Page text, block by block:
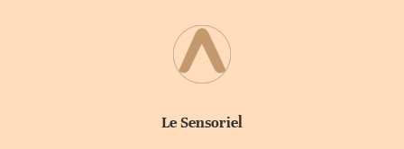
Le Sensoriel